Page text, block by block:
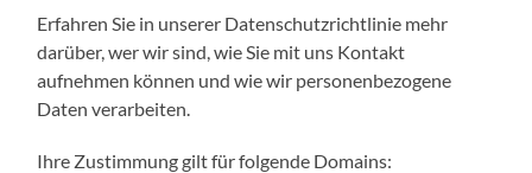
Erfahren Sie in unserer Datenschutzrichtlinie mehr
darüber, wer wir sind, wie Sie mit uns Kontakt
aufnehmen können und wie wir personenbezogene
Daten verarbeiten.
Ihre Zustimmung gilt für folgende Domains: